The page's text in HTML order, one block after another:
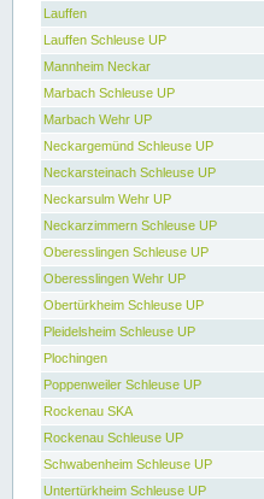
Lauffen
Lauffen Schleuse UP
Mannheim Neckar
Marbach Schleuse UP
Marbach Wehr UP
Neckargemünd Schleuse UP
Neckarsteinach Schleuse UP
Neckarsulm Wehr UP
Neckarzimmern Schleuse UP
Oberesslingen Schleuse UP
Oberesslingen Wehr UP
Obertürkheim Schleuse UP
Pleidelsheim Schleuse UP
Plochingen
Poppenweiler Schleuse UP
Rockenau SKA
Rockenau Schleuse UP
Schwabenheim Schleuse UP
Untertürkheim Schleuse UP